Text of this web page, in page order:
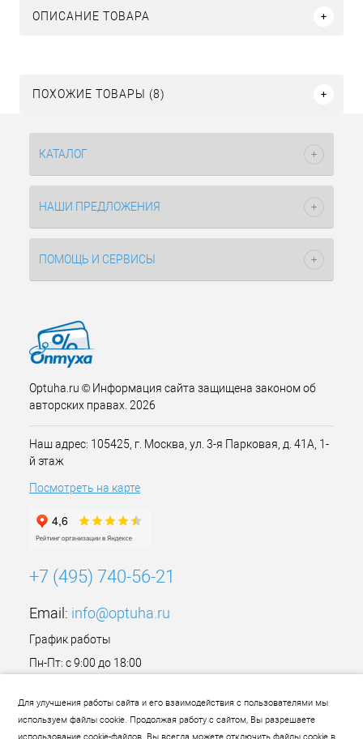
ОПИСАНИЕ ТОВАРА
ПОХОЖИЕ ТОВАРЫ (8)
Для улучшения работы сайта и его взаимодействия с пользователями мы
используем файлы cookie. Продолжая работу с сайтом, Вы разрешаете
КАТАЛОГ
НАШИ ПРЕДЛОЖЕНИЯ
ПОМОЩЬ И СЕРВИСЫ
Optuha.ru © Информация сайта защищена законом об
авторских правах. 2026
Наш адрес: 105425, г. Москва, ул. 3-я Парковая, д. 41А, 1-
й этаж
Посмотреть на карте
+7 (495) 740-56-21
Email: info@optuha.ru
График работы
Пн-Пт: с 9:00 до 18:00